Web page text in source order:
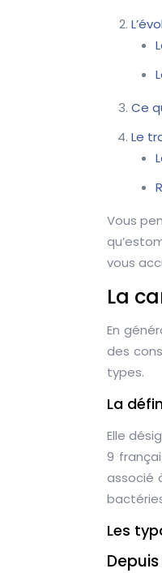
Ce
Le
Vous
vous
La
En
des
types.
La
Elle
9
associé
Les